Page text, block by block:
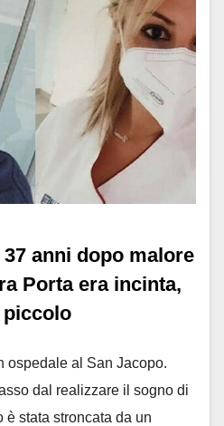
anni dopo malore
Porta era incinta,
ospedale al San Jacopo.
dal realizzare il sogno di
è stata stroncata da un